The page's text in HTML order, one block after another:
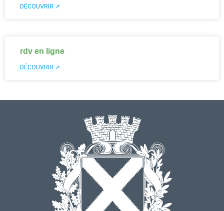
DÉCOUVRIR ↗
rdv en ligne
DÉCOUVRIR ↗